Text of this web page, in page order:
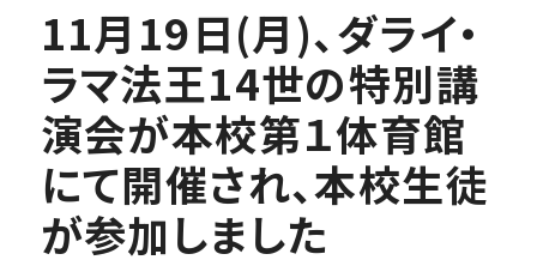
11月19日(月)、ダライ・
ラマ法王14世の特別講
演会が本校第１体育館
にて開催され、本校生徒
が参加しました